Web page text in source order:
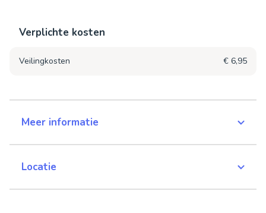
Verplichte kosten
Veilingkosten € 6,95
Meer informatie
Locatie